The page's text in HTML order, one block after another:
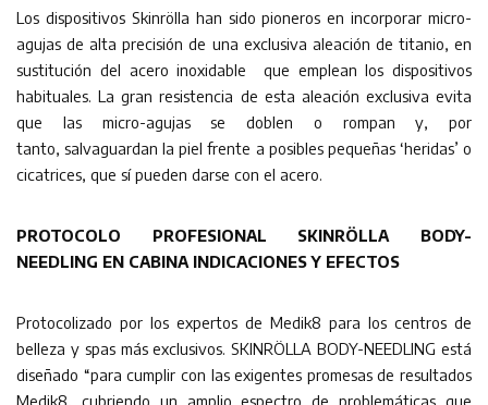
Los dispositivos Skinrölla han sido pioneros en incorporar micro-
agujas de alta precisión de una exclusiva aleación de titanio, en
sustitución del acero inoxidable que emplean los dispositivos
habituales. La gran resistencia de esta aleación exclusiva evita
que las micro-agujas se doblen o rompan y, por
tanto, salvaguardan la piel frente a posibles pequeñas ‘heridas’ o
cicatrices, que sí pueden darse con el acero.
PROTOCOLO PROFESIONAL SKINRÖLLA BODY-
NEEDLING EN CABINA INDICACIONES Y EFECTOS
Protocolizado por los expertos de Medik8 para los centros de
belleza y spas más exclusivos. SKINRÖLLA BODY-NEEDLING está
diseñado “para cumplir con las exigentes promesas de resultados
Medik8, cubriendo un amplio espectro de problemáticas que